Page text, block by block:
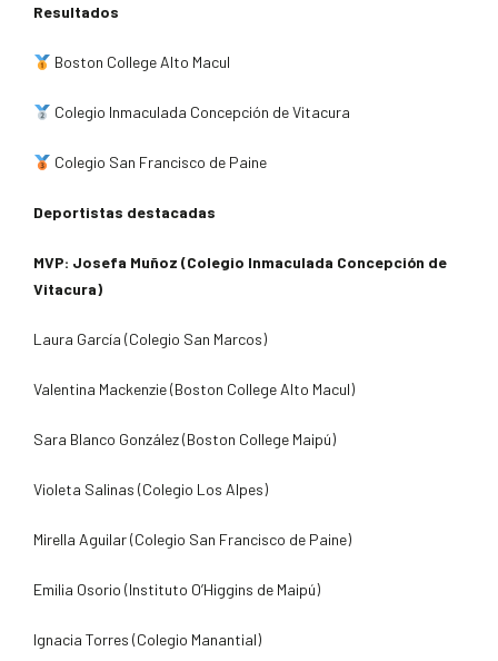
Resultados
Boston College Alto Macul
Colegio Inmaculada Concepción de Vitacura
Colegio San Francisco de Paine
Deportistas destacadas
MVP: Josefa Muñoz (Colegio Inmaculada Concepción de
Vitacura)
Laura García (Colegio San Marcos)
Valentina Mackenzie (Boston College Alto Macul)
Sara Blanco González (Boston College Maipú)
Violeta Salinas (Colegio Los Alpes)
Mirella Aguilar (Colegio San Francisco de Paine)
Emilia Osorio (Instituto O’Higgins de Maipú)
Ignacia Torres (Colegio Manantial)